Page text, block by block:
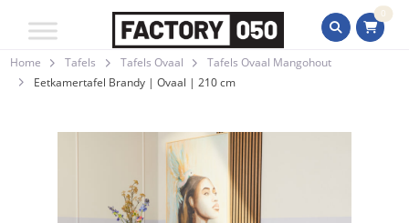
0
Home Tafels Tafels Ovaal
Tafels Ovaal Mangohout
Eetkamertafel Brandy | Ovaal | 210 cm